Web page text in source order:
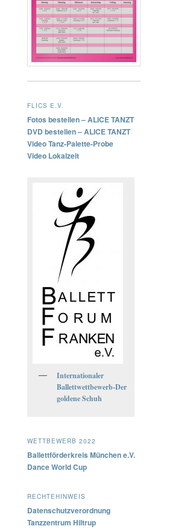
FLICS E.V.
Fotos bestellen – ALICE TANZT
DVD bestellen – ALICE TANZT
Video Tanz-Palette-Probe
Video Lokalzeit
Internationaler
Ballettwettbewerb-Der
goldene Schuh
WETTBEWERB 2022
Ballettförderkreis München e.V.
Dance World Cup
RECHTEHINWEIS
Datenschutzverordnung
Tanzzentrum Hiltrup